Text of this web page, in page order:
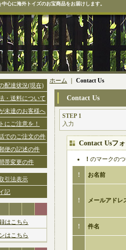
中心に海外トイズのお宝商品をお届けします。
配達状況(現在)
・送料について
未達のお客様へ
にご注意を！
でのご注文の件
便の記述の件
帯変更の件
引法表示
記
はこちら
はこちら
ホーム Contact Us
Contact Us
STEP 1
入力
Contact Usフ
！ のマークの
! お名前
! メールアドレ
! 件名